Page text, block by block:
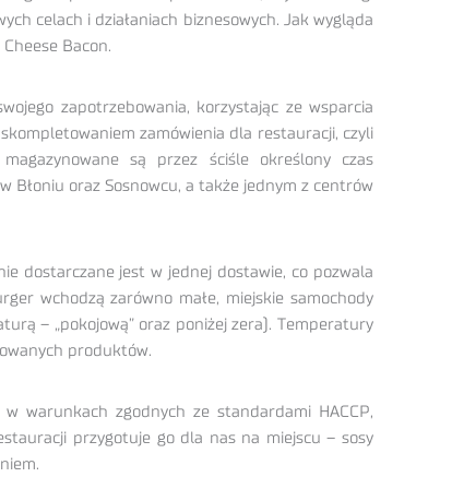
celach i działaniach biznesowych. Jak wygląda
Bacon.
zapotrzebowania, korzystając ze wsparcia
zamówienia dla restauracji, czyli
są przez ściśle określony czas
oraz Sosnowcu, a także jednym z centrów
dostarczane jest w jednej dostawie, co pozwala
wchodzą zarówno małe, miejskie samochody
– „pokojową” oraz poniżej zera). Temperatury
produktów.
warunkach zgodnych ze standardami HACCP,
przygotuje go dla nas na miejscu – sosy